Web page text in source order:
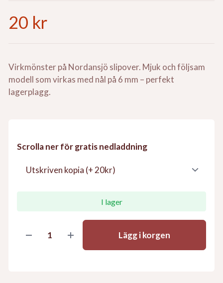
20 kr
Virkmönster på Nordansjö slipover. Mjuk och följsam
modell som virkas med nål på 6 mm – perfekt
lagerplagg.
Scrolla ner för gratis nedladdning
I lager
Lägg i korgen